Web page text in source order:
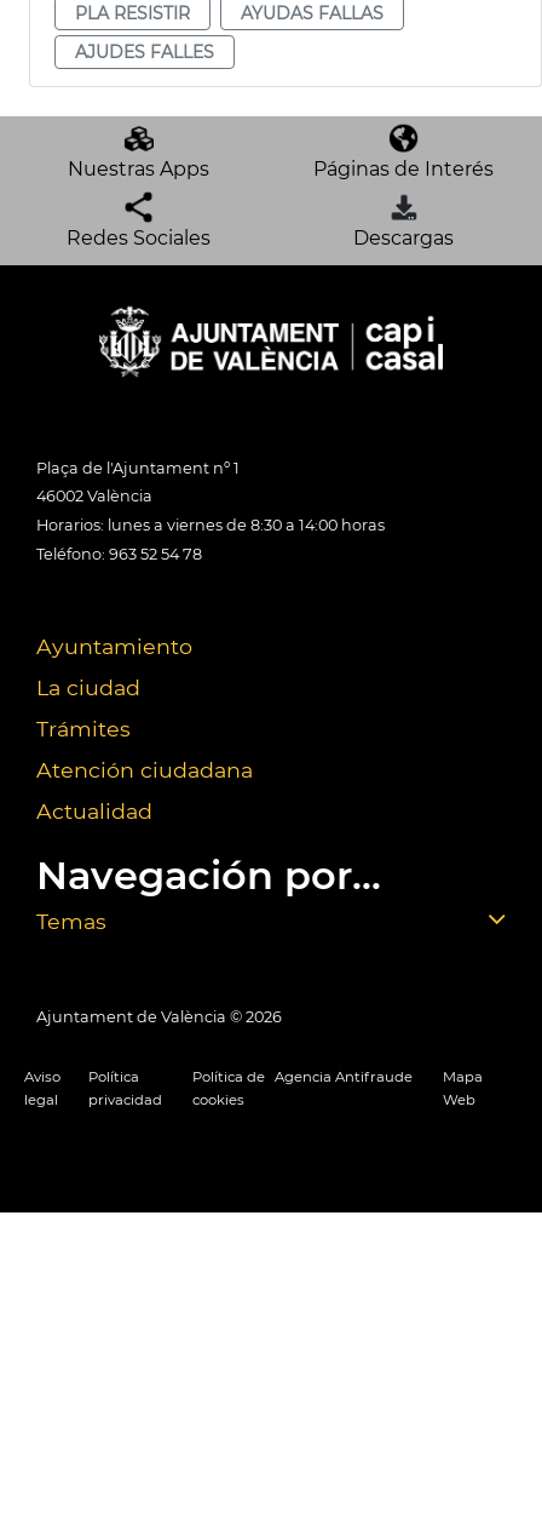
PLA RESISTIR
AYUDAS FALLAS
AJUDES FALLES
Nuestras Apps Páginas de Interés
Redes Sociales Descargas
Plaça de l'Ajuntament nº 1
46002 València
Horarios: lunes a viernes de 8:30 a 14:00 horas
Teléfono: 963 52 54 78
Ayuntamiento
La ciudad
Trámites
Atención ciudadana
Actualidad
Navegación por...
Temas
Ajuntament de València © 2026
Aviso
legal
Política
privacidad
Política de
cookies
Agencia Antifraude
Mapa
Web